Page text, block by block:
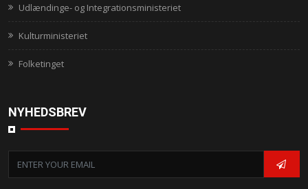
Udlændinge- og Integrationsministeriet
Kulturministeriet
Folketinget
NYHEDSBREV